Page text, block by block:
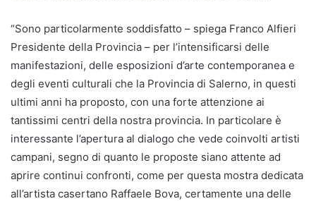
“Sono particolarmente soddisfatto – spiega Franco Alfieri
Presidente della Provincia – per l’intensificarsi delle
manifestazioni, delle esposizioni d’arte contemporanea e
degli eventi culturali che la Provincia di Salerno, in questi
ultimi anni ha proposto, con una forte attenzione ai
tantissimi centri della nostra provincia. In particolare è
interessante l’apertura al dialogo che vede coinvolti artisti
campani, segno di quanto le proposte siano attente ad
aprire continui confronti, come per questa mostra dedicata
all’artista casertano Raffaele Bova, certamente una delle